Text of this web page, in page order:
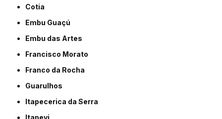
Cotia
Embu Guaçú
Embu das Artes
Francisco Morato
Franco da Rocha
Guarulhos
Itapecerica da Serra